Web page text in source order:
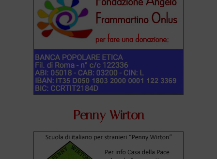
Penny Wirton